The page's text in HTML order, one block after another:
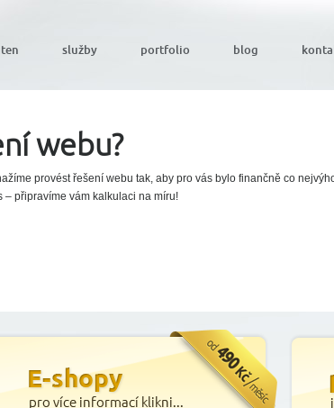
webu?
provést řešení webu tak, aby pro vás bylo finančně co
– připravíme vám kalkulaci na míru!
služby portfolio blog